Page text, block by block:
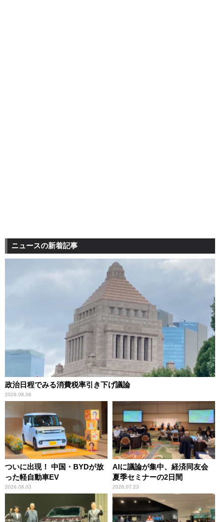
ニュースの新着記事
政治日程でみる消費税率引き下げ議論
2026.08.06
ついに出現！ 中国・BYDが放
った軽自動車EV
2026.08.03
AIに議論が集中、経済同友会
夏季セミナーの2日間
2026.07.23